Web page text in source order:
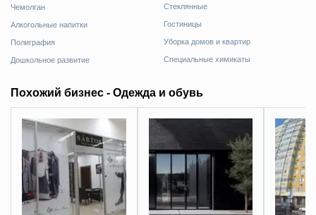
Чемолган
Алкогольные напитки
Полиграфия
Дошкольное развитие
Стеклянные
Гостиницы
Уборка домов и квартир
Специальные химикаты
Похожий бизнес - Одежда и обувь